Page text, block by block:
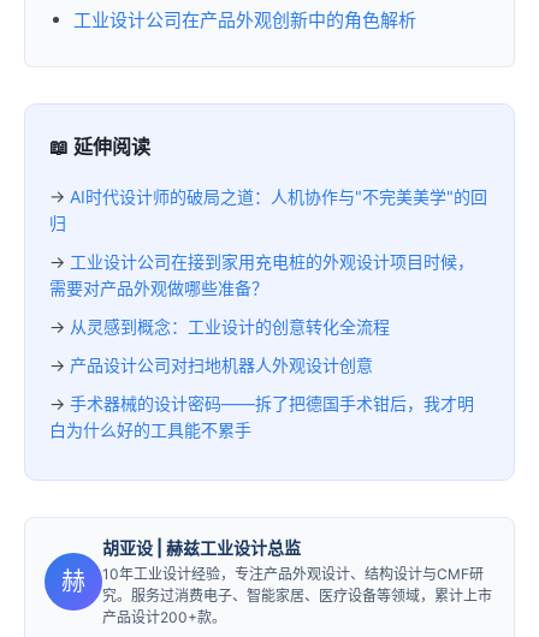
工业设计公司在产品外观创新中的角色解析
📖 延伸阅读
→ AI时代设计师的破局之道：人机协作与"不完美美学"的回
归
→ 工业设计公司在接到家用充电桩的外观设计项目时候，
需要对产品外观做哪些准备？
→ 从灵感到概念：工业设计的创意转化全流程
→ 产品设计公司对扫地机器人外观设计创意
→ 手术器械的设计密码——拆了把德国手术钳后，我才明
白为什么好的工具能不累手
赫
胡亚设 | 赫兹工业设计总监
10年工业设计经验，专注产品外观设计、结构设计与CMF研
究。服务过消费电子、智能家居、医疗设备等领域，累计上市
产品设计200+款。